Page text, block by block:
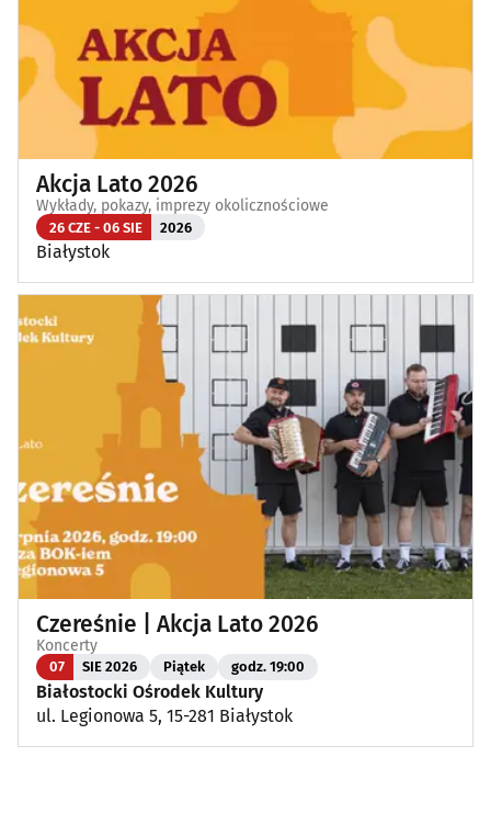
Akcja Lato 2026
Wykłady, pokazy, imprezy okolicznościowe
26 CZE - 06 SIE 2026
Białystok
Czereśnie | Akcja Lato 2026
Koncerty
07 SIE 2026 Piątek godz. 19:00
Białostocki Ośrodek Kultury
ul. Legionowa 5, 15-281 Białystok